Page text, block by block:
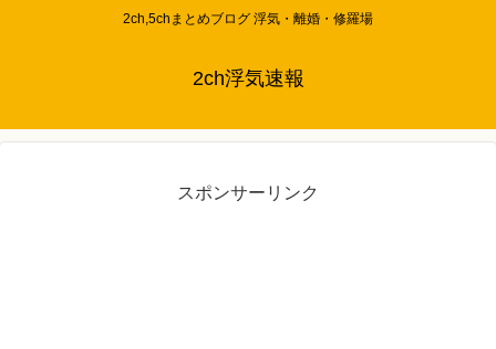
2ch,5chまとめブログ 浮気・離婚・修羅場
2ch浮気速報
スポンサーリンク